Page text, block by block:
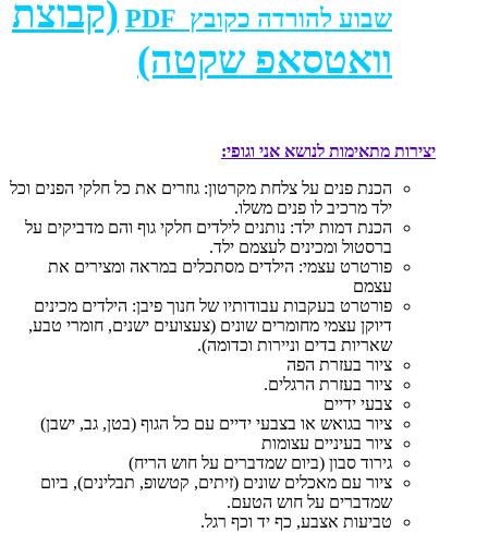
שבוע להורדה כקובץ PDF
(קבוצת
וואטסאפ שקטה)
יצירות מתאימות לנושא אני וגופי:
הכנת פנים על צלחת מקרטון: גוזרים את כל חלקי הפנים וכל
ילד מרכיב לו פנים משלו.
הכנת דמות ילד: נותנים לילדים חלקי גוף והם מדביקים על
ברסטול ומכינים לעצמם ילד.
פורטרט עצמי: הילדים מסתכלים במראה ומצירים את
עצמם
פורטרט בעקבות עבודותיו של חנוך פיבן: הילדים מכינים
דיוקן עצמי מחומרים שונים (צעצועים ישנים, חומרי טבע,
שאריות בדים וניירות וכדומה).
ציור בעזרת הפה
ציור בעזרת הרגלים.
צבעי ידיים
ציור בגואש או בצבעי ידיים עם כל הגוף (בטן, גב, ישבן)
ציור בעיניים עצומות
גירוד סבון (ביום שמדברים על חוש הריח)
ציור עם מאכלים שונים (זיתים, קטשופ, תבלינים), ביום
שמדברים על חוש הטעם.
טביעות אצבע, כף יד וכף רגל.